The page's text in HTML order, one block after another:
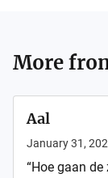
More
Aal
January 31,
“Hoe gaan de